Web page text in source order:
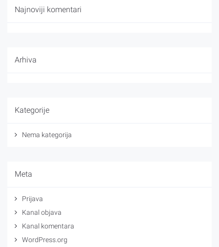
Najnoviji komentari
Arhiva
Kategorije
Nema kategorija
Meta
Prijava
Kanal objava
Kanal komentara
WordPress.org